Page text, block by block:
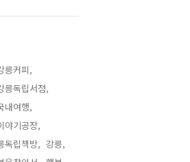
릉커피,
릉독립서점,
내여행,
야기공장,
독립책방, 강릉,